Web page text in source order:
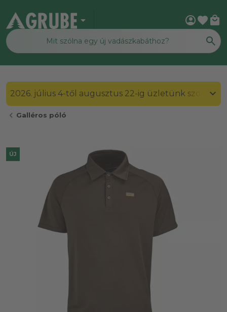
arrow_drop_down account_circlefavorite local_mall
2026. július 4-től augusztus 22-ig üzletünk
chevron_left Galléros póló
ÚJ